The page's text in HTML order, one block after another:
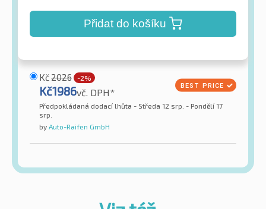
Přidat do košíku
Kč2026 -2%
Kč1986vč. DPH*
Předpokládaná dodací lhůta - Středa 12 srp. - Pondělí 17
srp.
by Auto-Raifen GmbH